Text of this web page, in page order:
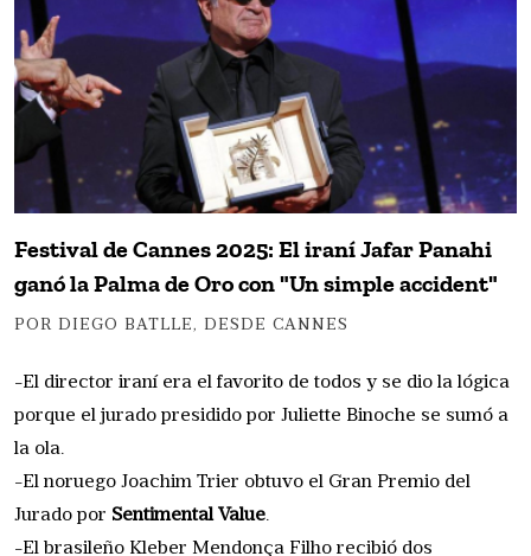
Festival de Cannes 2025: El iraní Jafar Panahi
ganó la Palma de Oro con "Un simple accident"
POR DIEGO BATLLE, DESDE CANNES
-El director iraní era el favorito de todos y se dio la lógica
porque el jurado presidido por Juliette Binoche se sumó a
la ola.
-El noruego Joachim Trier obtuvo el Gran Premio del
Jurado por Sentimental Value.
-El brasileño Kleber Mendonça Filho recibió dos